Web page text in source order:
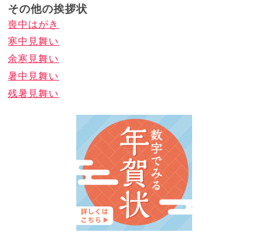
その他の挨拶状
喪中はがき
寒中見舞い
余寒見舞い
暑中見舞い
残暑見舞い